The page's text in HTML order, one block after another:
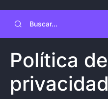
Política de
privacidad